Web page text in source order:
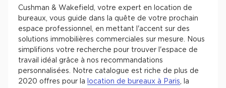
Cushman & Wakefield, votre expert en location de
bureaux, vous guide dans la quête de votre prochain
espace professionnel, en mettant l'accent sur des
solutions immobilières commerciales sur mesure. Nous
simplifions votre recherche pour trouver l'espace de
travail idéal grâce à nos recommandations
personnalisées. Notre catalogue est riche de plus de
2020 offres pour la
location de bureaux à Paris, la